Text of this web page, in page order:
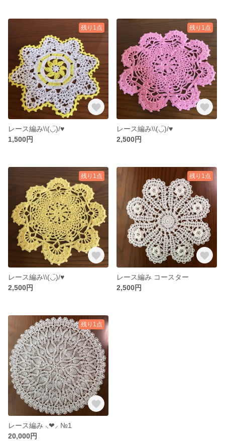
残り1点
レース編み\\(◡̈)/♥︎
1,500円
残り1点
レース編み\\(◡̈)/♥︎
2,500円
残り1点
レース編み\\(◡̈)/♥︎
2,500円
残り1点
レース編み コースター
2,500円
残り1点
レース編み ‪⸜❤︎⸝‬ №1
20,000円